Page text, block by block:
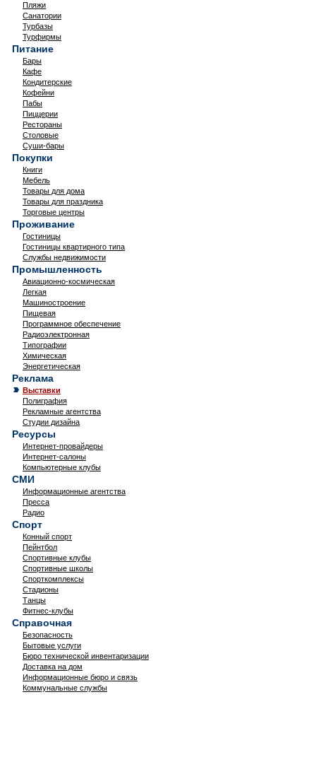
Пляжи
Санатории
Турбазы
Турфирмы
Питание
Бары
Кафе
Кондитерские
Кофейни
Пабы
Пиццерии
Рестораны
Столовые
Суши-бары
Покупки
Книги
Мебель
Товары для дома
Товары для праздника
Торговые центры
Проживание
Гостиницы
Гостиницы квартирного типа
Службы недвижимости
Промышленность
Авиационно-космическая
Легкая
Машиностроение
Пищевая
Программное обеспечение
Радиоэлектронная
Типографии
Химическая
Энергетическая
Реклама
Выставки
Полиграфия
Рекламные агентства
Студии дизайна
Ресурсы
Интернет-провайдеры
Интернет-салоны
Компьютерные клубы
СМИ
Информационные агентства
Пресса
Радио
Спорт
Конный спорт
Пейнтбол
Спортивные клубы
Спортивные школы
Спорткомплексы
Стадионы
Танцы
Фитнес-клубы
Справочная
Безопасность
Бытовые услуги
Бюро технической инвентаризации
Доставка на дом
Информационные бюро и связь
Коммунальные службы